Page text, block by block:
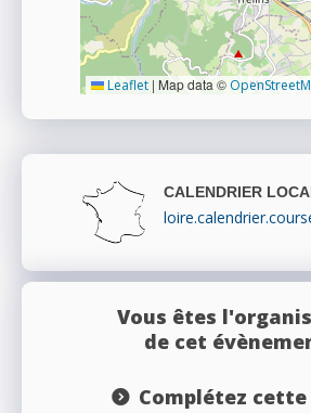
Leaflet | Map data ©
CALENDRIER
Vous êtes
de cet
Complétez cette